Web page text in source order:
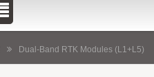
Dual-Band RTK Modules (L1+L5)